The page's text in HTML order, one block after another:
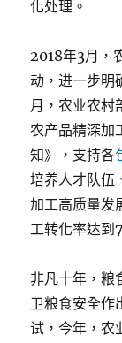
化处理。
2018年3月，
动，进一步明
月，农业农村
农产品精深加
知》，支持各
培养人才队伍
加工高质量发
工转化率达到
非凡十年，粮
卫粮食安全作
试，今年，农